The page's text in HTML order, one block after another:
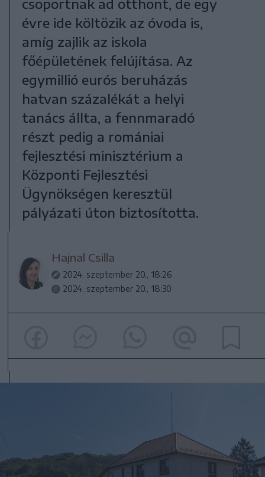
csoportnak ad otthont, de egy
évre ide költözik az óvoda is,
amíg zajlik az iskola
főépületének felújítása. Az
egymillió eurós beruházás
hatvan százalékát a helyi
tanács állta, a fennmaradó
részt pedig a romániai
fejlesztési minisztérium a
Központi Fejlesztési
Ügynökségen keresztül
pályázati úton biztosította.
Hajnal Csilla
2024. szeptember 20., 18:26
2024. szeptember 20., 18:30